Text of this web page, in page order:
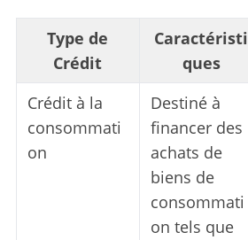
Type de
Crédit
Caractéristi
ques
Crédit à la
consommati
on
Destiné à
financer des
achats de
biens de
consommati
on tels que